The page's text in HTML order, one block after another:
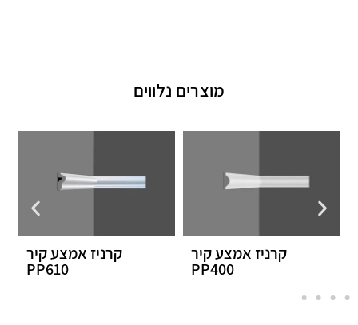
מוצרים נלווים
קרניז אמצע קיר
PP400
קרניז אמצע קיר
PP610